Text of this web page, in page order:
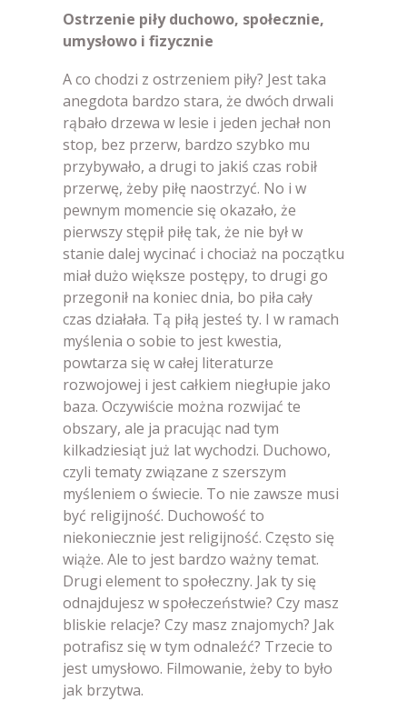
Ostrzenie piły duchowo, społecznie,
umysłowo i fizycznie
A co chodzi z ostrzeniem piły? Jest taka
anegdota bardzo stara, że dwóch drwali
rąbało drzewa w lesie i jeden jechał non
stop, bez przerw, bardzo szybko mu
przybywało, a drugi to jakiś czas robił
przerwę, żeby piłę naostrzyć. No i w
pewnym momencie się okazało, że
pierwszy stępił piłę tak, że nie był w
stanie dalej wycinać i chociaż na początku
miał dużo większe postępy, to drugi go
przegonił na koniec dnia, bo piła cały
czas działała. Tą piłą jesteś ty. I w ramach
myślenia o sobie to jest kwestia,
powtarza się w całej literaturze
rozwojowej i jest całkiem niegłupie jako
baza. Oczywiście można rozwijać te
obszary, ale ja pracując nad tym
kilkadziesiąt już lat wychodzi. Duchowo,
czyli tematy związane z szerszym
myśleniem o świecie. To nie zawsze musi
być religijność. Duchowość to
niekoniecznie jest religijność. Często się
wiąże. Ale to jest bardzo ważny temat.
Drugi element to społeczny. Jak ty się
odnajdujesz w społeczeństwie? Czy masz
bliskie relacje? Czy masz znajomych? Jak
potrafisz się w tym odnaleźć? Trzecie to
jest umysłowo. Filmowanie, żeby to było
jak brzytwa.